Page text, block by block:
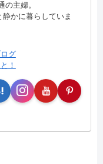
主婦。
かに暮らしていま
グ
！